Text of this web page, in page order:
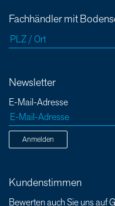
Fachhändler mit
Newsletter
E-Mail-Adresse
Anmelden
Kundenstimmen
Bewerten auch Sie uns auf